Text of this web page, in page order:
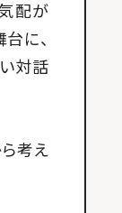
配が
に、
対話
考え